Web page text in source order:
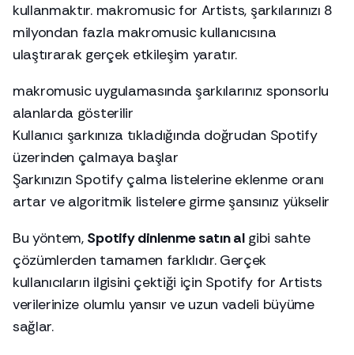
kullanmaktır. makromusic for Artists, şarkılarınızı 8
milyondan fazla makromusic kullanıcısına
ulaştırarak gerçek etkileşim yaratır.
makromusic uygulamasında şarkılarınız sponsorlu
alanlarda gösterilir
Kullanıcı şarkınıza tıkladığında doğrudan Spotify
üzerinden çalmaya başlar
Şarkınızın Spotify çalma listelerine eklenme oranı
artar ve algoritmik listelere girme şansınız yükselir
Bu yöntem, Spotify dinlenme satın algibi sahte
çözümlerden tamamen farklıdır. Gerçek
kullanıcıların ilgisini çektiği için Spotify for Artists
verilerinize olumlu yansır ve uzun vadeli büyüme
sağlar.